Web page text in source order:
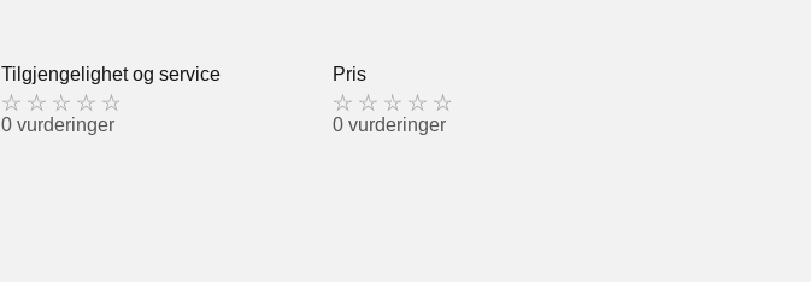
Tilgjengelighet og service
0 vurderinger
Pris
0 vurderinger